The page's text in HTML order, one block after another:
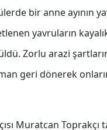
bir anne ayının
yavruların
Zorlu arazi
geri dönerek
Muratcan